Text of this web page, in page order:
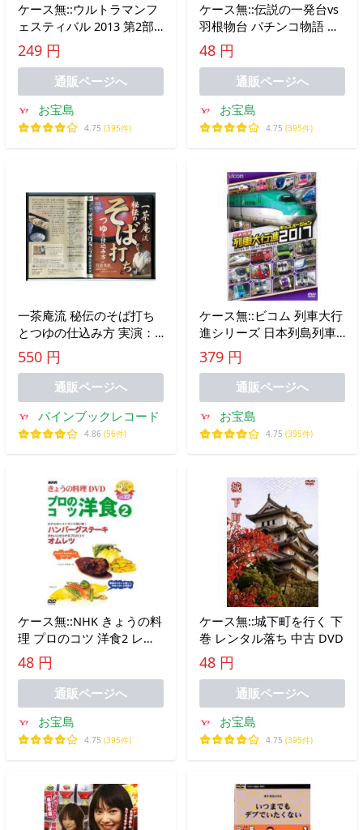
ケース無::ウルトラマンフ
ェスティバル 2013 第2部
新たなるウルトラマン!そ
の名はギンガ!! レンタル落
ち 中古 DVD
249 円
通販ページへ
お宝島
4.75 (395件)
ケース無::伝説の一発台vs
羽根物台 パチンコ物語 レ
ンタル落ち 中古 DVD
48 円
通販ページへ
お宝島
4.75 (395件)
一茶庵流 秘伝のそば打ち
とつゆの仕込み方 実演：
片倉英統/DVD 中古 セル
版/e3175
550 円
通販ページへ
パインブックレコード
4.86 (56件)
ケース無::ビコム 列車大行
進シリーズ 日本列島列車
大行進2017 キッズバージ
ョン レンタル落ち 中古
379 円
通販ページへ
お宝島
4.75 (395件)
ケース無::NHK きょうの料
理 プロのコツ 洋食2 レン
タル落ち 中古 DVD
48 円
通販ページへ
お宝島
4.75 (395件)
ケース無::城下町を行く 下
巻 レンタル落ち 中古 DVD
48 円
通販ページへ
お宝島
4.75 (395件)